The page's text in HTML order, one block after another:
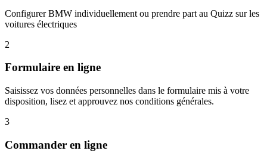
Configurer BMW individuellement ou prendre part au Quizz sur les
voitures électriques
2
Formulaire en ligne
Saisissez vos données personnelles dans le formulaire mis à votre
disposition, lisez et approuvez nos conditions générales.
3
Commander en ligne